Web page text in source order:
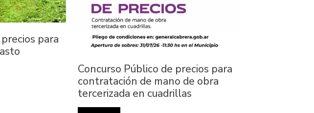
para
Concurso Público de precios para
contratación de mano de obra
tercerizada en cuadrillas